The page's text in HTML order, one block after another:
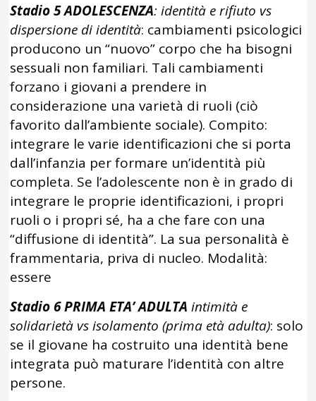
Stadio 5 ADOLESCENZA: identità e rifiuto vs
dispersione di identità: cambiamenti psicologici
producono un “nuovo” corpo che ha bisogni
sessuali non familiari. Tali cambiamenti
forzano i giovani a prendere in
considerazione una varietà di ruoli (ciò
favorito dall’ambiente sociale). Compito:
integrare le varie identificazioni che si porta
dall’infanzia per formare un’identità più
completa. Se l’adolescente non è in grado di
integrare le proprie identificazioni, i propri
ruoli o i propri sé, ha a che fare con una
“diffusione di identità”. La sua personalità è
frammentaria, priva di nucleo. Modalità:
essere
Stadio 6PRIMA ETA’ ADULTA intimità e
solidarietà vs isolamento (prima età adulta): solo
se il giovane ha costruito una identità bene
integrata può maturare l’identità con altre
persone.